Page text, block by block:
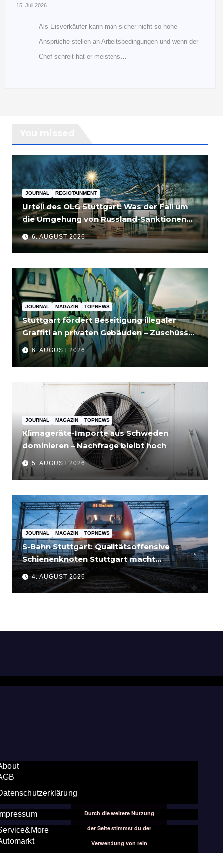
15. Juli 2026
Als Eisverkäufer kann man sicher nicht so hohe
Ansprüche stellen an Arbeitsbedingungen und wenn der
Chef schreit hat er meistens…
JOURNAL REGIOTAINMENT
Urteil des OLG Stuttgart: Was der Fall um
die Umgehung von Russland-Sanktionen
für Unternehmen bedeutet
6. AUGUST 2026
JOURNAL MAGAZIN TOPNEWS
Stuttgart fördert Beseitigung illegaler
Graffiti an privaten Gebäuden – Zuschüsse
bis 3.500 Euro
6. AUGUST 2026
JOURNAL MAGAZIN TOPNEWS
Klimageräte-Importe aus Schweden
dominieren – Nachfrage bleibt hoch
5. AUGUST 2026
JOURNAL MAGAZIN TOPNEWS
S-Bahn Stuttgart: Qualitätsoffensive
Schienenknoten Stuttgart macht
Fortschritte – Projekte abgeschlossen
4. AUGUST 2026
Durch die weitere Nutzung
der Seite stimmst du der
Verwendung von rein